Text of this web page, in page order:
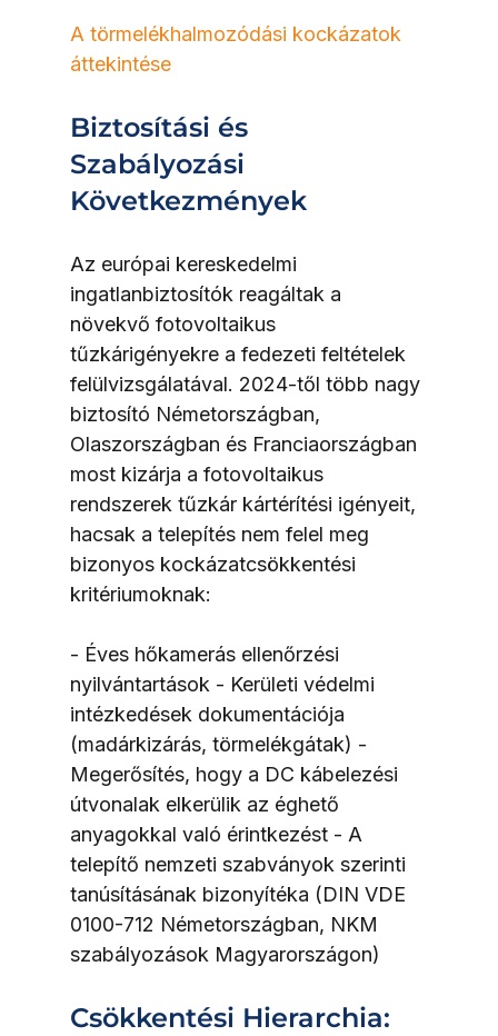
A törmelékhalmozódási kockázatok
áttekintése
Biztosítási és
Szabályozási
Következmények
Az európai kereskedelmi
ingatlanbiztosítók reagáltak a
növekvő fotovoltaikus
tűzkárigényekre a fedezeti feltételek
felülvizsgálatával. 2024-től több nagy
biztosító Németországban,
Olaszországban és Franciaországban
most kizárja a fotovoltaikus
rendszerek tűzkár kártérítési igényeit,
hacsak a telepítés nem felel meg
bizonyos kockázatcsökkentési
kritériumoknak:
- Éves hőkamerás ellenőrzési
nyilvántartások - Kerületi védelmi
intézkedések dokumentációja
(madárkizárás, törmelékgátak) -
Megerősítés, hogy a DC kábelezési
útvonalak elkerülik az éghető
anyagokkal való érintkezést - A
telepítő nemzeti szabványok szerinti
tanúsításának bizonyítéka (DIN VDE
0100-712 Németországban, NKM
szabályozások Magyarországon)
Csökkentési Hierarchia: